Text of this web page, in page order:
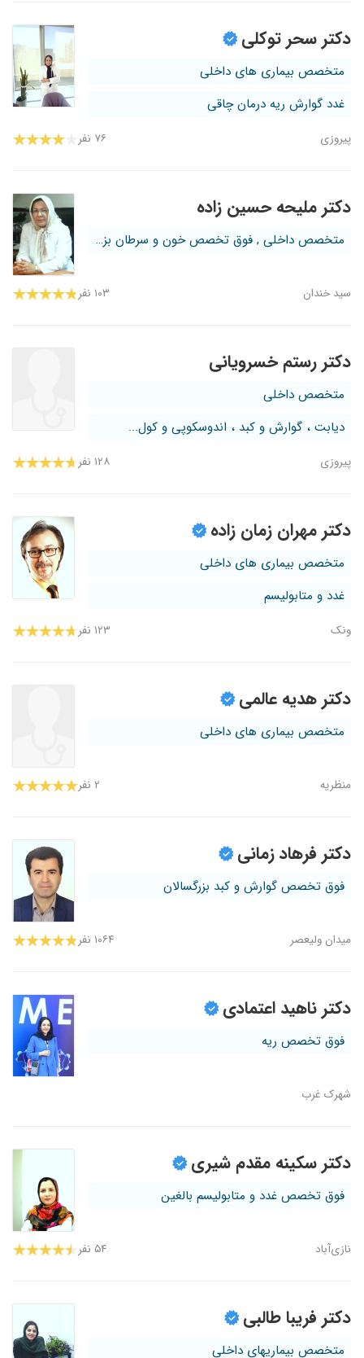
دکتر سحر توکلی
متخصص بیماری های داخلی
غدد گوارش ریه درمان چاقی
پیروزی ۷۶ نفر
دکتر ملیحه حسین زاده
متخصص داخلی , فوق تخصص خون و سرطان بز...
سید خندان ۱۰۳ نفر
دکتر رستم خسرویانی
متخصص داخلی
دیابت ، گوارش و کبد ، اندوسکوپی و کول...
پیروزی ۱۲۸ نفر
دکتر مهران زمان زاده
متخصص بیماری های داخلی
غدد و متابولیسم
ونک ۱۲۳ نفر
دکتر هدیه عالمی
متخصص بیماری های داخلی
منظریه ۲ نفر
دکتر فرهاد زمانی
فوق تخصص گوارش و کبد بزرگسالان
میدان ولیعصر ۱۰۶۴ نفر
دکتر ناهید اعتمادی
فوق تخصص ریه
شهرک غرب
دکتر سکینه مقدم شیری
فوق تخصص غدد و متابولیسم بالغین
نازی‌آباد ۵۴ نفر
دکتر فریبا طالبی
متخصص بیماریهای داخلی